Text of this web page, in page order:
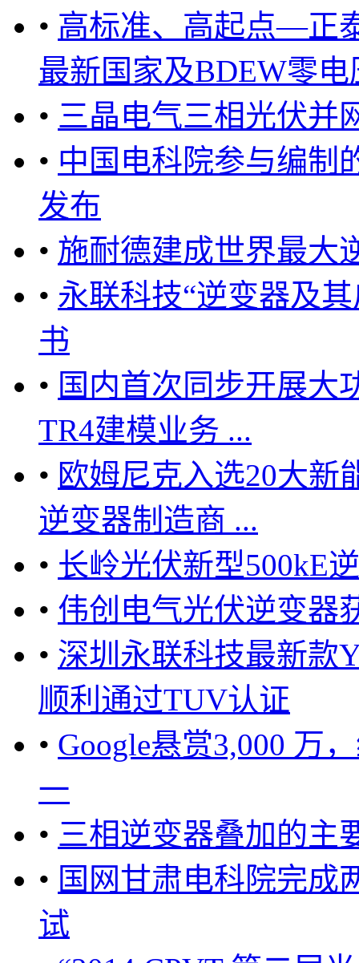
• 高标准、高起点—正
最新国家及BDEW零
• 三晶电气三相光伏并
• 中国电科院参与编制
发布
• 施耐德建成世界最大
• 永联科技“逆变器及
书
• 国内首次同步开展大
TR4建模业务 ...
• 欧姆尼克入选20大新
逆变器制造商 ...
• 长岭光伏新型500kE
• 伟创电气光伏逆变器
• 深圳永联科技最新款
顺利通过TUV认证
• Google悬赏3,000 万
一
• 三相逆变器叠加的主
• 国网甘肃电科院完成
试